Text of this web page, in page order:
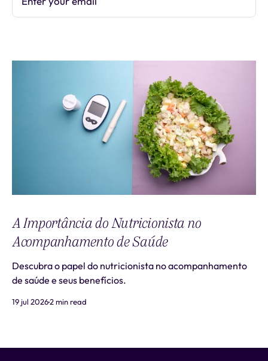
A Importância do Nutricionista no
Acompanhamento de Saúde
Descubra o papel do nutricionista no acompanhamento
de saúde e seus benefícios.
19 jul 20262 min read